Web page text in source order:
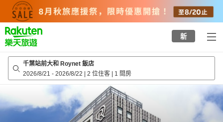
top
page
新
千葉站前大和 Roynet 飯店
2026/8/21 - 2026/8/22 | 2 位住客 | 1 間房